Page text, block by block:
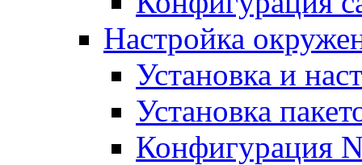
Настройка
Установка и
Установка
Конфигурация